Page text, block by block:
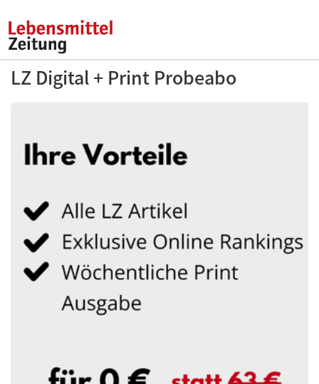
LZ Digital + Print Probeabo